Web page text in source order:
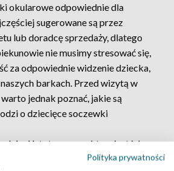
okularowe odpowiednie dla
sugerowane są przez
lub doradcę sprzedaży, dlatego
nie musimy stresować się,
za odpowiednie widzenie dziecka,
barkach. Przed wizytą w
jednak poznać, jakie są
o dziecięce soczewki
dzieci istotnym aspektem jest ich
są one wystawiane na większe
Polityka prywatności